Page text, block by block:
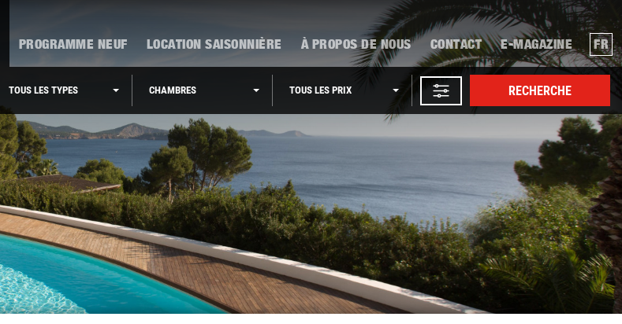
PROGRAMME NEUF LOCATION SAISONNIÈRE À PROPOS DE NOUS CONTACT E-MAGAZINE FR
TOUS LES TYPES CHAMBRES TOUS LES PRIX RECHERCHE